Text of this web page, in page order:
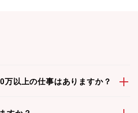
万以上の仕事はありますか？